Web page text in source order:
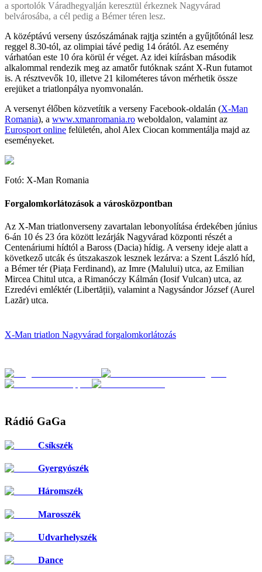
a sportolók Váradhegyalján keresztül érkeznek Nagyvárad
belvárosába, a cél pedig a Bémer téren lesz.
A középtávú verseny úszószámának rajtja szintén a gyűjtőtónál lesz
reggel 8.30-tól, az olimpiai távé pedig 14 órától. Az esemény
várhatóan este 10 óra körül ér véget. Az idei kiírásban második
alkalommal rendezik meg az amatőr futóknak szánt X-Run futamot
is. A résztvevők 10, illetve 21 kilométeres távon mérhetik össze
erejüket a triatlonpálya nyomvonalán.
A versenyt élőben közvetítik a verseny Facebook-oldalán (X-Man
Romania), a www.xmanromania.ro weboldalon, valamint az
Eurosport online felületén, ahol Alex Ciocan kommentálja majd az
eseményeket.
Fotó: X-Man Romania
Forgalomkorlátozások a városközpontban
Az X-Man triatlonverseny zavartalan lebonyolítása érdekében június
6-án 10 és 23 óra között lezárják Nagyvárad központi részét a
Centenáriumi hídtól a Baross (Dacia) hídig. A verseny ideje alatt a
következő utcák és útszakaszok lesznek lezárva: a Szent László híd,
a Bémer tér (Piața Ferdinand), az Imre (Malului) utca, az Emilian
Mircea Chitul utca, a Rimanóczy Kálmán (Iosif Vulcan) utca, az
Ezredévi emléktér (Libertății), valamint a Nagysándor József (Aurel
Lazăr) utca.
X-Man triatlon Nagyvárad forgalomkorlátozás
Rádió GaGa
Csíkszék
Gyergyószék
Háromszék
Marosszék
Udvarhelyszék
Dance